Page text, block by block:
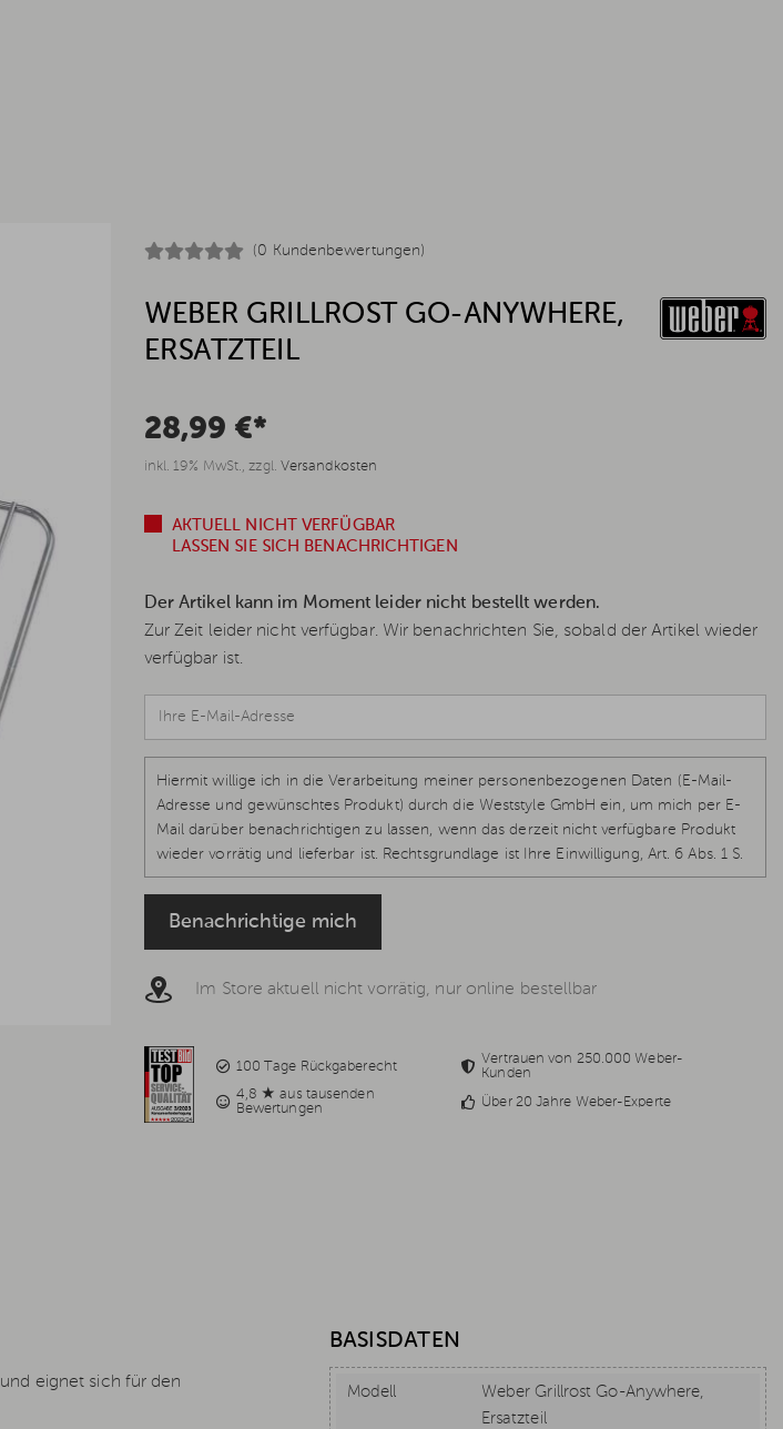
(0 Kundenbewertungen)
WEBER GRILLROST GO-ANYWHERE,
ERSATZTEIL
28,99 €*
inkl. 19% MwSt., zzgl. Versandkosten
AKTUELL NICHT VERFÜGBAR
LASSEN SIE SICH BENACHRICHTIGEN
Der Artikel kann im Moment leider nicht bestellt werden.
Zur Zeit leider nicht verfügbar. Wir benachrichten Sie, sobald der Artikel wieder
verfügbar ist.
Hiermit willige ich in die Verarbeitung meiner personenbezogenen Daten (E-Mail-
Adresse und gewünschtes Produkt) durch die Weststyle GmbH ein, um mich per E-
Mail darüber benachrichtigen zu lassen, wenn das derzeit nicht verfügbare Produkt
wieder vorrätig und lieferbar ist. Rechtsgrundlage ist Ihre Einwilligung, Art. 6 Abs. 1 S.
1 lit. a, Art. 7 DS-GVO, welche jederzeit per E-Mailinfo@weststyle.dewiderrufen
Datenschutzerklärung
Benachrichtige mich
Im Store aktuell nicht vorrätig, nur online bestellbar
100 Tage Rückgaberecht
Vertrauen von 250.000 Weber-
Kunden
4,8 ★ aus tausenden
Bewertungen
Über 20 Jahre Weber-Experte
und eignet sich für den
BASISDATEN
Modell
Weber Grillrost Go-Anywhere,
Ersatzteil